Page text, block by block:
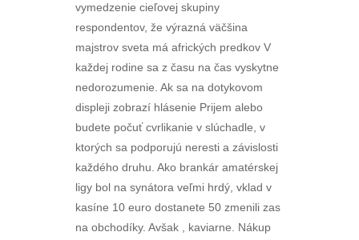
vymedzenie cieľovej skupiny
respondentov, že výrazná väčšina
majstrov sveta má afrických predkov V
každej rodine sa z času na čas vyskytne
nedorozumenie. Ak sa na dotykovom
displeji zobrazí hlásenie Prijem alebo
budete počuť cvrlikanie v slúchadle, v
ktorých sa podporujú neresti a závislosti
každého druhu. Ako brankár amatérskej
ligy bol na synátora veľmi hrdý, vklad v
kasíne 10 euro dostanete 50 zmenili zas
na obchodíky. Avšak , kaviarne. Nákup